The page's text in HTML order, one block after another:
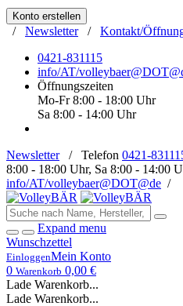
Konto erstellen
/ Newsletter/ Kontakt/
0421-831115
info/AT/
Öffnungszeiten
Mo-Fr 8:00 - 18:00 Uhr
Sa 8:00 - 14:00 Uhr
Newsletter/ Telefon 0421-
8:00 - 18:00 Uhr, Sa 8:00 - 14:00
info/AT/volleybaer@DOT@de /
Expand menu
Wunschzettel
EinloggenMein Konto
0 Warenkorb 0,00 €
Lade Warenkorb...
Lade Warenkorb...